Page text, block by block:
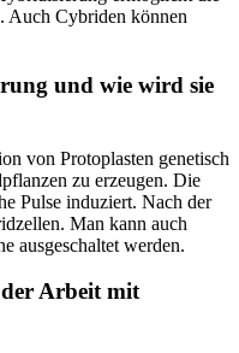
Auch Cybriden können
und wie wird sie
von Protoplasten genetisch
zu erzeugen. Die
Pulse induziert. Nach der
Man kann auch
ausgeschaltet werden.
Arbeit mit